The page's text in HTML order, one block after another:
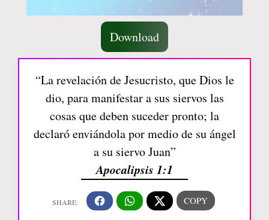
Download
“La revelación de Jesucristo, que Dios le
dio, para manifestar a sus siervos las
cosas que deben suceder pronto; la
declaró enviándola por medio de su ángel
a su siervo Juan”
Apocalipsis 1:1